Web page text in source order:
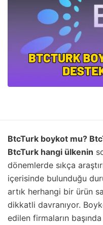
BtcTurk boykot mu?
BtcTurk hangi ülkenin
dönemlerde sıkça
içerisinde bulunduğu
artık herhangi bir ürün
dikkatli davranıyor.
edilen firmaların